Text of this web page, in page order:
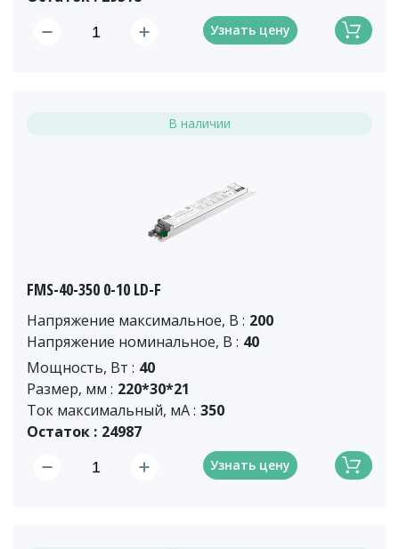
Узнать цену
В наличии
FMS-40-350 0-10 LD-F
Напряжение максимальное, В : 200
Напряжение номинальное, В : 40
Мощность, Вт : 40
Размер, мм : 220*30*21
Ток максимальный, мА : 350
Остаток : 24987
Узнать цену